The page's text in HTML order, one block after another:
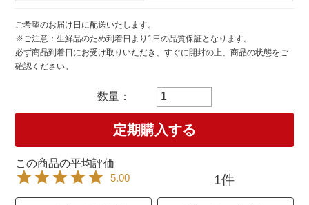
ご希望のお届け日に配送いたします。
※ご注意：生鮮品のため到着日より1日の品質保証となります。
必ず商品到着日にお受け取りいただき、すぐに開封の上、商品の状態をご
確認ください。
定期購入する
5.00 1